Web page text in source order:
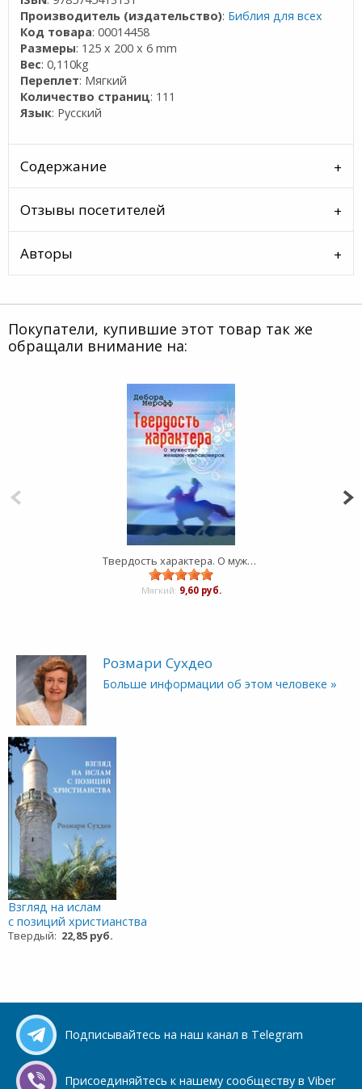
Производитель (издательство): Библия для всех
Код товара: 00014458
Размеры: 125 x 200 x 6 mm
Вес: 0,110kg
Переплет: Мягкий
Количество страниц: 111
Язык: Русский
Содержание
Отзывы посетителей
Авторы
Покупатели, купившие этот товар так же
обращали внимание на:
Твердость характера. О мужестве женщин-миссионерок
Мягкий: 9,60 руб.
Розмари Сухдео
Больше информации об этом человеке »
Взгляд на ислам
с позиций христианства
Твердый: 22,85 руб.
Подписывайтесь на наш канал в Telegram
Присоединяйтесь к нашему сообществу в Viber